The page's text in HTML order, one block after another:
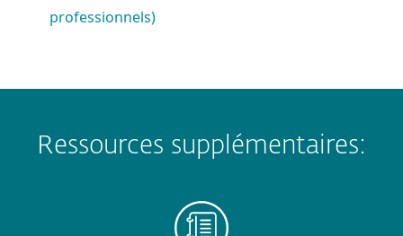
professionnels)
Ressources supplémentaires: